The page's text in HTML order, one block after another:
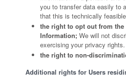
you to transfer data easily to
that this is technically
the right to opt out from
Information; We will not
exercising your privacy rights.
the right to non-
Additional rights for Users